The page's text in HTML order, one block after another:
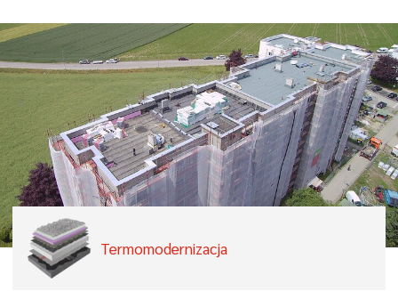
Termomodernizacja